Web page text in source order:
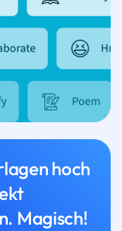
hoch
Magisch!